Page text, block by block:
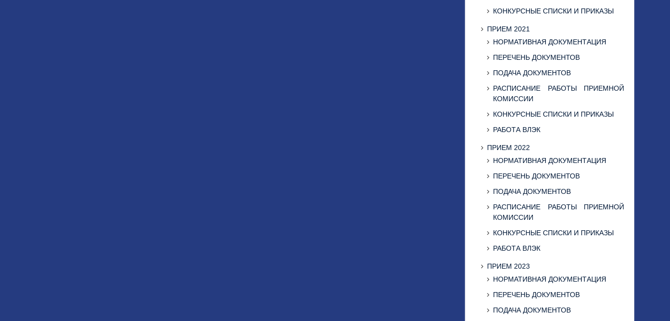
КОНКУРСНЫЕ СПИСКИ И ПРИКАЗЫ
ПРИЕМ 2021
НОРМАТИВНАЯ ДОКУМЕНТАЦИЯ
ПЕРЕЧЕНЬ ДОКУМЕНТОВ
ПОДАЧА ДОКУМЕНТОВ
РАСПИСАНИЕ РАБОТЫ ПРИЕМНОЙ
КОМИССИИ
КОНКУРСНЫЕ СПИСКИ И ПРИКАЗЫ
РАБОТА ВЛЭК
ПРИЕМ 2022
НОРМАТИВНАЯ ДОКУМЕНТАЦИЯ
ПЕРЕЧЕНЬ ДОКУМЕНТОВ
ПОДАЧА ДОКУМЕНТОВ
РАСПИСАНИЕ РАБОТЫ ПРИЕМНОЙ
КОМИССИИ
КОНКУРСНЫЕ СПИСКИ И ПРИКАЗЫ
РАБОТА ВЛЭК
ПРИЕМ 2023
НОРМАТИВНАЯ ДОКУМЕНТАЦИЯ
ПЕРЕЧЕНЬ ДОКУМЕНТОВ
ПОДАЧА ДОКУМЕНТОВ